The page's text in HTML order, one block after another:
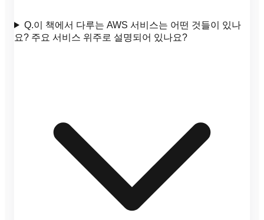
Q.이 책에서 다루는 AWS 서비스는 어떤 것들이 있나
요? 주요 서비스 위주로 설명되어 있나요?